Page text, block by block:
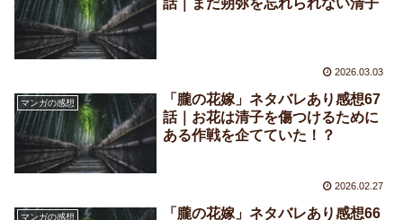
話｜まだ朔弥を忘れられない清子
2026.03.03
マンガの感想
「朧の花嫁」ネタバレあり感想67
話｜お花は清子を傷つけるために
ある作戦を企てていた！？
2026.02.27
マンガの感想
「朧の花嫁」ネタバレあり感想66